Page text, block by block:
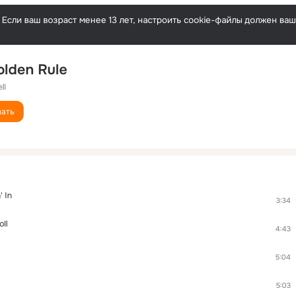
ваш возраст менее 13 лет, настроить cookie-файлы должен ваш
Rule
In 3:34
4:43
5:04
5:03